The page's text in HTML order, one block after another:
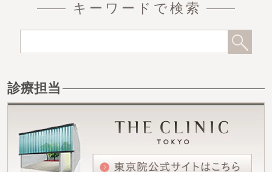
キーワードで検索
診療担当